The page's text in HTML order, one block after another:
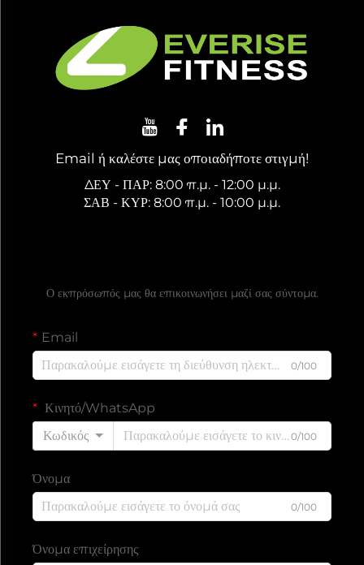
Email ή καλέστε μας οποιαδήποτε στιγμή!
ΔΕΥ - ΠΑΡ: 8:00 π.μ. - 12:00 μ.μ.
ΣΑΒ - ΚΥΡ: 8:00 π.μ. - 10:00 μ.μ.
Ο εκπρόσωπός μας θα επικοινωνήσει μαζί σας σύντομα.
Email
0/100
Κινητό/WhatsApp
Κωδικός
0/100
Όνομα
0/100
Όνομα επιχείρησης